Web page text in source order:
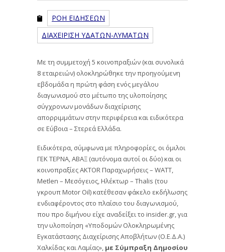
ΡΟΗ ΕΙΔΗΣΕΩΝ
ΔΙΑΧΕΙΡΙΣΗ ΥΔΑΤΩΝ-ΛΥΜΑΤΩΝ
Με τη συμμετοχή 5 κοινοπραξιών (και συνολικά
8 εταιρειών) ολοκληρώθηκε την προηγούμενη
εβδομάδα η πρώτη φάση ενός μεγάλου
διαγωνισμού στο μέτωπο της υλοποίησης
σύγχρονων μονάδων διαχείρισης
απορριμμάτων στην περιφέρεια και ειδικότερα
σε Εύβοια – Στερεά Ελλάδα.
Ειδικότερα, σύμφωνα με πληροφορίες, οι όμιλοι
ΓΕΚ ΤΕΡΝΑ, ΑΒΑΞ (αυτόνομα αυτοί οι δύο) και οι
κοινοπραξίες AKTOR Παραχωρήσεις – WATT,
Metlen – Μεσόγειος, Ηλέκτωρ – Thalis (του
γκρουπ Motor Oil) κατέθεσαν φάκελο εκδήλωσης
ενδιαφέροντος στο πλαίσιο του διαγωνισμού,
που προ διμήνου είχε αναδείξει το insider.gr, για
την υλοποίηση «Υποδομών Ολοκληρωμένης
Εγκατάστασης Διαχείρισης Αποβλήτων (Ο.Ε.Δ.Α.)
Χαλκίδας και Λαμίας», με Σύμπραξη Δημοσίου